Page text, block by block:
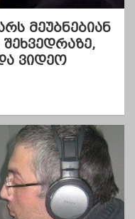
მეუბნებიან
ვიდეო